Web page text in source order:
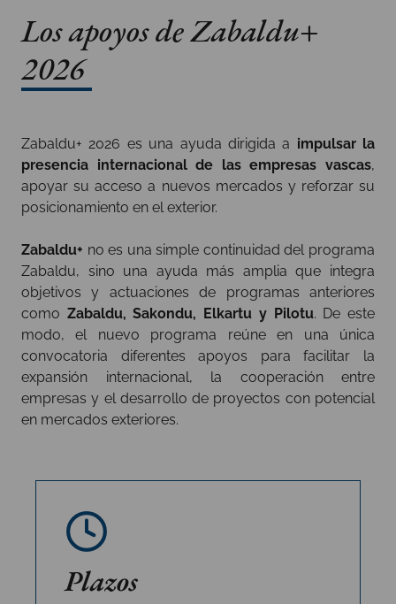
Los apoyos de Zabaldu+
2026
Zabaldu+ 2026 es una ayuda dirigida a impulsar la
presencia internacional de las empresas vascas,
apoyar su acceso a nuevos mercados y reforzar su
posicionamiento en el exterior.
Zabaldu+ no es una simple continuidad del programa
Zabaldu, sino una ayuda más amplia que integra
objetivos y actuaciones de programas anteriores
como Zabaldu, Sakondu, Elkartu y Pilotu. De este
modo, el nuevo programa reúne en una única
convocatoria diferentes apoyos para facilitar la
expansión internacional, la cooperación entre
empresas y el desarrollo de proyectos con potencial
en mercados exteriores.
Plazos